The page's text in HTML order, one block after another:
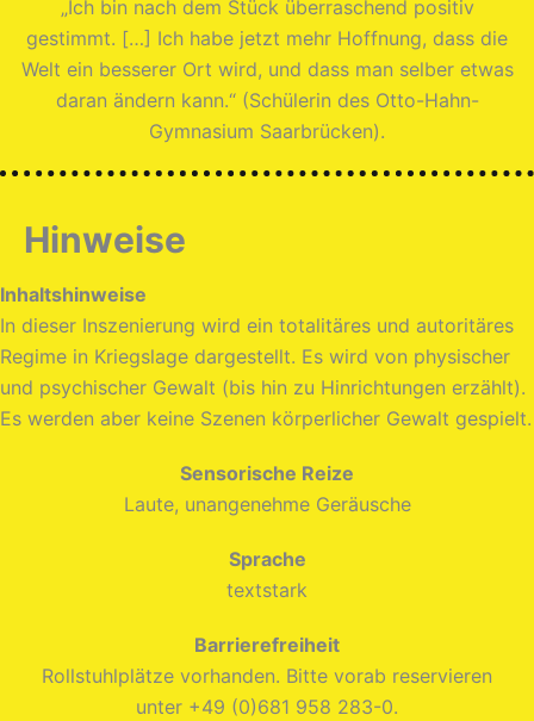
„Ich bin nach dem Stück überraschend positiv
gestimmt. […] Ich habe jetzt mehr Hoffnung, dass die
Welt ein besserer Ort wird, und dass man selber etwas
daran ändern kann.“ (Schülerin des Otto-Hahn-
Gymnasium Saarbrücken).
Hinweise
Inhaltshinweise
In dieser Inszenierung wird ein totalitäres und autoritäres
Regime in Kriegslage dargestellt. Es wird von physischer
und psychischer Gewalt (bis hin zu Hinrichtungen erzählt).
Es werden aber keine Szenen körperlicher Gewalt gespielt.
Sensorische Reize
Laute, unangenehme Geräusche
Sprache
textstark
Barrierefreiheit
Rollstuhlplätze vorhanden. Bitte vorab reservieren
unter +49 (0)681 958 283-0.